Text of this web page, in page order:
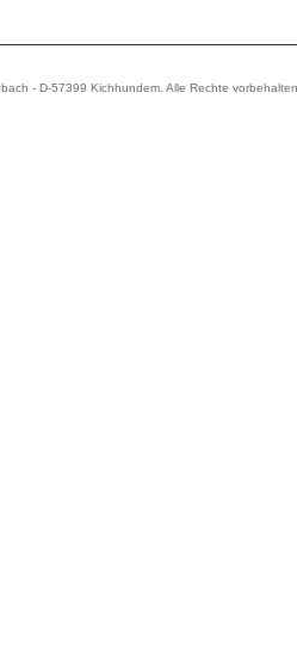
- D-57399 Kichhundem. Alle Rechte